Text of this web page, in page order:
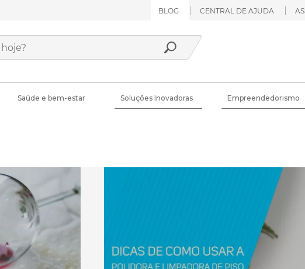
BLOG CENTRAL DE AJUDA
Saúde e bem-estar Soluções Inovadoras Empreendedorismo